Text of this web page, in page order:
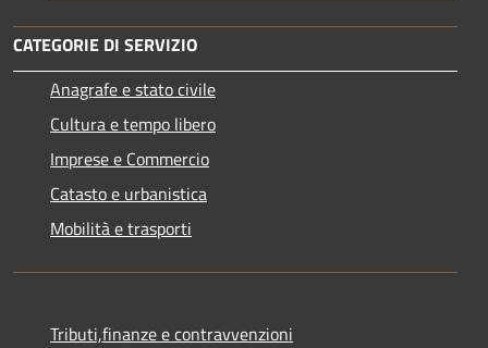
CATEGORIE DI SERVIZIO
Anagrafe e stato civile
Cultura e tempo libero
Imprese e Commercio
Catasto e urbanistica
Mobilità e trasporti
Tributi,finanze e contravvenzioni